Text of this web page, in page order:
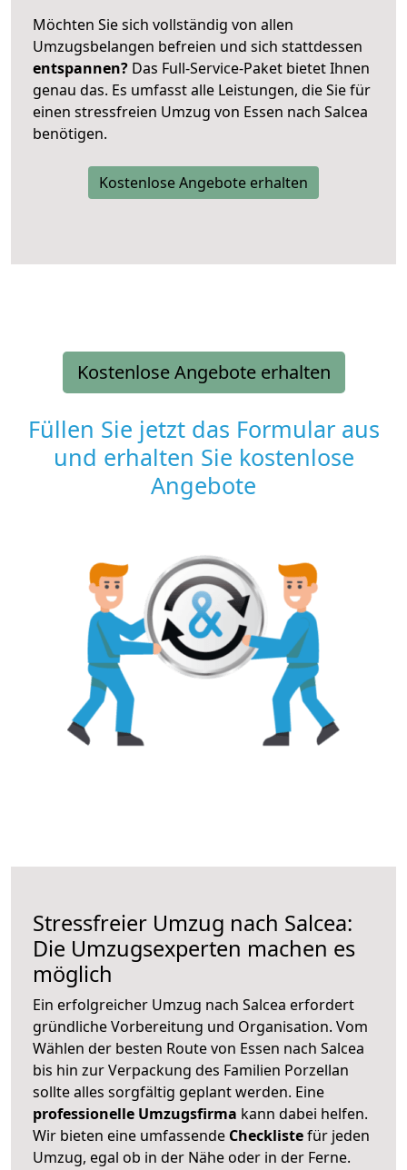
Möchten Sie sich vollständig von allen
Umzugsbelangen befreien und sich stattdessen
entspannen? Das Full-Service-Paket bietet Ihnen
genau das. Es umfasst alle Leistungen, die Sie für
einen stressfreien Umzug von Essen nach Salcea
benötigen.
Kostenlose Angebote erhalten
Kostenlose Angebote erhalten
Füllen Sie jetzt das Formular aus
und erhalten Sie kostenlose
Angebote
Stressfreier Umzug nach Salcea:
Die Umzugsexperten machen es
möglich
Ein erfolgreicher Umzug nach Salcea erfordert
gründliche Vorbereitung und Organisation. Vom
Wählen der besten Route von Essen nach Salcea
bis hin zur Verpackung des Familien Porzellan
sollte alles sorgfältig geplant werden. Eine
professionelle Umzugsfirma kann dabei helfen.
Wir bieten eine umfassende Checklistefür jeden
Umzug, egal ob in der Nähe oder in der Ferne.